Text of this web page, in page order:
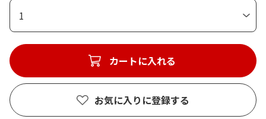
1
カートに入れる
お気に入りに登録する